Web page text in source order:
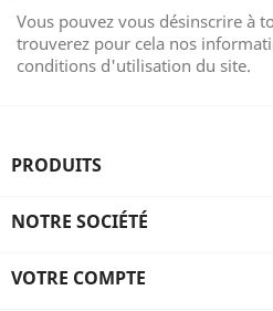
Vous pouvez vous désinscrire à
trouverez pour cela nos
conditions d'utilisation du site.
PRODUITS
NOTRE SOCIÉTÉ
VOTRE COMPTE